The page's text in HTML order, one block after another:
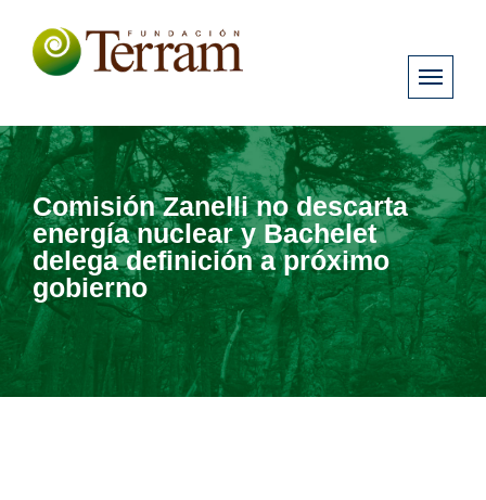
Comisión Zanelli no descarta
energía nuclear y Bachelet
delega definición a próximo
gobierno